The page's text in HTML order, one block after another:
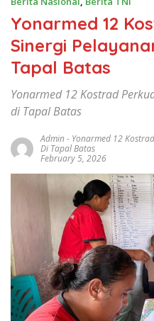
Yonarmed 12
Sinergi
Tapal Batas
Yonarmed 12 Kostrad
di Tapal Batas
Admin- Yonarmed 12
Di Tapal Batas
February 5, 2026